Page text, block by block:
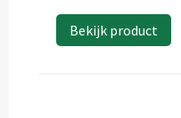
Bekijk product